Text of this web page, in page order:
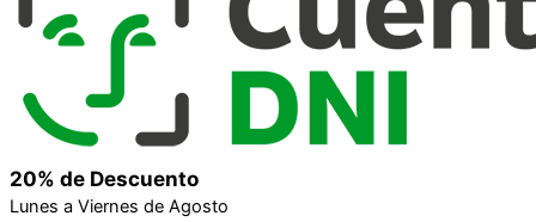
20% de Descuento
Lunes a Viernes de Agosto